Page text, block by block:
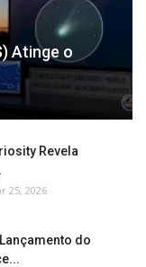
Atinge o
Revela
25, 2026
do